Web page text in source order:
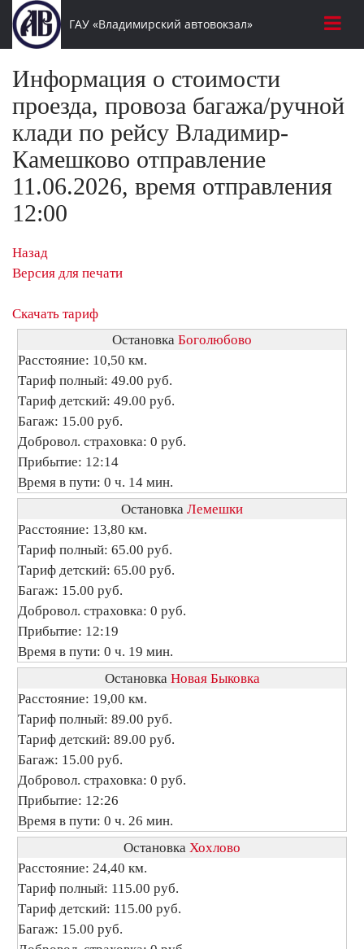
ГАУ «Владимирский автовокзал»
Информация о стоимости
проезда, провоза багажа/ручной
клади по рейсу Владимир-
Камешково отправление
11.06.2026, время отправления
12:00
Назад
Версия для печати
Скачать тариф
Остановка Боголюбово
Расстояние: 10,50 км.
Тариф полный: 49.00 руб.
Тариф детский: 49.00 руб.
Багаж: 15.00 руб.
Добровол. страховка: 0 руб.
Прибытие: 12:14
Время в пути: 0 ч. 14 мин.
Остановка Лемешки
Расстояние: 13,80 км.
Тариф полный: 65.00 руб.
Тариф детский: 65.00 руб.
Багаж: 15.00 руб.
Добровол. страховка: 0 руб.
Прибытие: 12:19
Время в пути: 0 ч. 19 мин.
Остановка Новая Быковка
Расстояние: 19,00 км.
Тариф полный: 89.00 руб.
Тариф детский: 89.00 руб.
Багаж: 15.00 руб.
Добровол. страховка: 0 руб.
Прибытие: 12:26
Время в пути: 0 ч. 26 мин.
Остановка Хохлово
Расстояние: 24,40 км.
Тариф полный: 115.00 руб.
Тариф детский: 115.00 руб.
Багаж: 15.00 руб.